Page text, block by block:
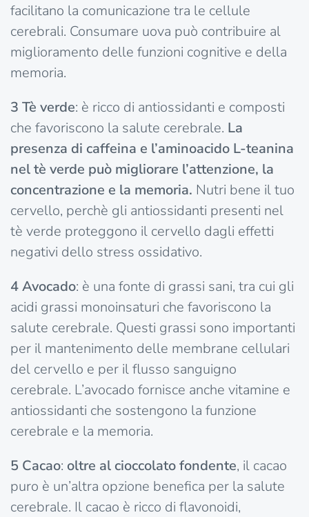
facilitano la comunicazione tra le cellule
cerebrali. Consumare uova può contribuire al
miglioramento delle funzioni cognitive e della
memoria.
3 Tè verde: è ricco di antiossidanti e composti
che favoriscono la salute cerebrale. La
presenza di caffeina e l’aminoacido L-teanina
nel tè verde può migliorare l’attenzione, la
concentrazione e la memoria. Nutri bene il tuo
cervello, perchè gli antiossidanti presenti nel
tè verde proteggono il cervello dagli effetti
negativi dello stress ossidativo.
4Avocado: è una fonte di grassi sani, tra cui gli
acidi grassi monoinsaturi che favoriscono la
salute cerebrale. Questi grassi sono importanti
per il mantenimento delle membrane cellulari
del cervello e per il flusso sanguigno
cerebrale. L’avocado fornisce anche vitamine e
antiossidanti che sostengono la funzione
cerebrale e la memoria.
5 Cacao: oltre al cioccolato fondente, il cacao
puro è un’altra opzione benefica per la salute
cerebrale. Il cacao è ricco di flavonoidi,